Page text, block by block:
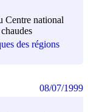
Centre national
des régions
08/07/1999